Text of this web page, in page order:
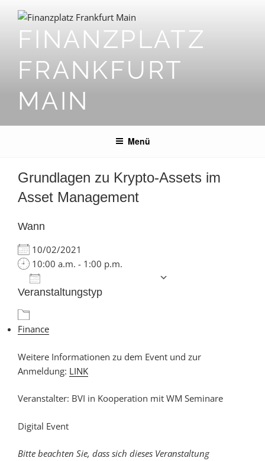
Inhalt
springenFINANZPLATZ
FRANKFURT
MAIN
Menü
Grundlagen zu Krypto-Assets im
Asset Management
Wann
10/02/2021
10:00 a.m. - 1:00 p.m.
ICS herunterladen
Veranstaltungstyp
Finance
Weitere Informationen zu dem Event und zur
Anmeldung: LINK
Veranstalter: BVI in Kooperation mit WM Seminare
Digital Event
Bitte beachten Sie, dass sich dieses Veranstaltung